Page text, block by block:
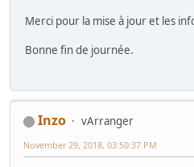
Merci pour la mise à jour et les
Bonne fin de journée.
Inzo
vArranger
November 29, 2018, 03:50:37 PM